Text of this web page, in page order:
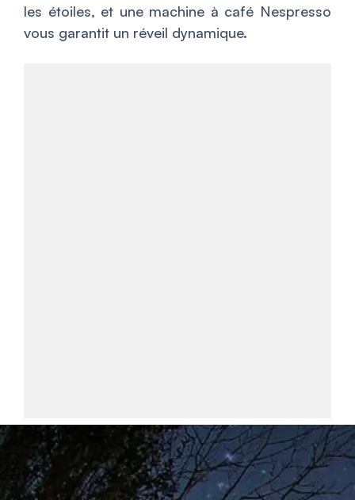
les étoiles, et une machine à café Nespresso
vous garantit un réveil dynamique.